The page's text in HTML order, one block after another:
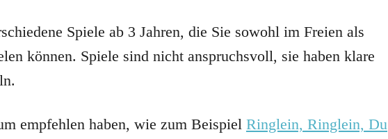
Spiele ab 3 Jahren, die Sie sowohl im Freien als
können. Spiele sind nicht anspruchsvoll, sie haben klare
empfehlen haben, wie zum Beispiel Ringlein, Ringlein, Du